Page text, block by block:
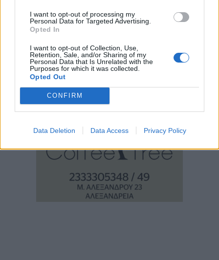
I want to opt-out of processing my
Personal Data for Targeted Advertising.
Opted In
I want to opt-out of Collection, Use,
Retention, Sale, and/or Sharing of my
Personal Data that Is Unrelated with the
Purposes for which it was collected.
Opted Out
CONFIRM
Data Deletion Data Access Privacy Policy